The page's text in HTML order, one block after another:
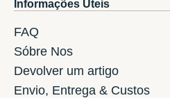
Informações Úteis
FAQ
Sóbre Nos
Devolver um artigo
Envio, Entrega & Custos